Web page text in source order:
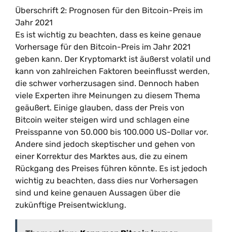
Überschrift 2: Prognosen für den Bitcoin-Preis im
Jahr 2021
Es ist wichtig zu beachten, dass es keine genaue
Vorhersage für den Bitcoin-Preis im Jahr 2021
geben kann. Der Kryptomarkt ist äußerst volatil und
kann von zahlreichen Faktoren beeinflusst werden,
die schwer vorherzusagen sind. Dennoch haben
viele Experten ihre Meinungen zu diesem Thema
geäußert. Einige glauben, dass der Preis von
Bitcoin weiter steigen wird und schlagen eine
Preisspanne von 50.000 bis 100.000 US-Dollar vor.
Andere sind jedoch skeptischer und gehen von
einer Korrektur des Marktes aus, die zu einem
Rückgang des Preises führen könnte. Es ist jedoch
wichtig zu beachten, dass dies nur Vorhersagen
sind und keine genauen Aussagen über die
zukünftige Preisentwicklung.